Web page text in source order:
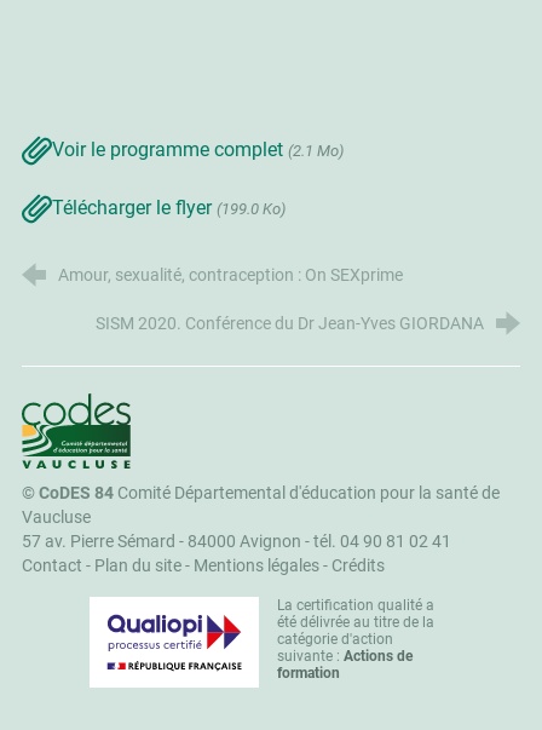
Voir le programme complet (2.1 Mo)
Télécharger le flyer (199.0 Ko)
Amour, sexualité, contraception : On SEXprime
SISM 2020. Conférence du Dr Jean-Yves GIORDANA
CoDES 84
©CoDES 84Comité Départemental d'éducation pour la santé de
Vaucluse
57 av. Pierre Sémard - 84000 Avignon -tél. 04 90 81 02 41
Contact - Plan du site- Mentions légales- Crédits
La certification qualité a
été délivrée au titre de la
catégorie d'action
suivante : Actions de
formation